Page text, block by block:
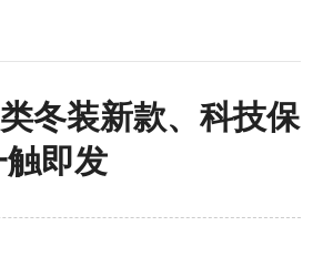
冬装新款、科技保
即发